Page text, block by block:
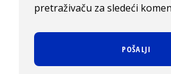
pretraživaču za sledeći